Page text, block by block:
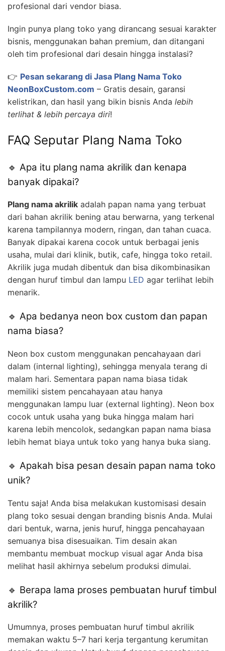
profesional dari vendor biasa.
Ingin punya plang toko yang dirancang sesuai karakter
bisnis, menggunakan bahan premium, dan ditangani
oleh tim profesional dari desain hingga instalasi?
👉 Pesan sekarang di Jasa Plang Nama Toko
NeonBoxCustom.com – Gratis desain, garansi
kelistrikan, dan hasil yang bikin bisnis Anda lebih
terlihat & lebih percaya diri!
FAQ Seputar Plang Nama Toko
🔹 Apa itu plang nama akrilik dan kenapa
banyak dipakai?
Plang nama akrilik adalah papan nama yang terbuat
dari bahan akrilik bening atau berwarna, yang terkenal
karena tampilannya modern, ringan, dan tahan cuaca.
Banyak dipakai karena cocok untuk berbagai jenis
usaha, mulai dari klinik, butik, cafe, hingga toko retail.
Akrilik juga mudah dibentuk dan bisa dikombinasikan
dengan huruf timbul dan lampu LED agar terlihat lebih
menarik.
🔹 Apa bedanya neon box custom dan papan
nama biasa?
Neon box custom menggunakan pencahayaan dari
dalam (internal lighting), sehingga menyala terang di
malam hari. Sementara papan nama biasa tidak
memiliki sistem pencahayaan atau hanya
menggunakan lampu luar (external lighting). Neon box
cocok untuk usaha yang buka hingga malam hari
karena lebih mencolok, sedangkan papan nama biasa
lebih hemat biaya untuk toko yang hanya buka siang.
🔹 Apakah bisa pesan desain papan nama toko
unik?
Tentu saja! Anda bisa melakukan kustomisasi desain
plang toko sesuai dengan branding bisnis Anda. Mulai
dari bentuk, warna, jenis huruf, hingga pencahayaan
semuanya bisa disesuaikan. Tim desain akan
membantu membuat mockup visual agar Anda bisa
melihat hasil akhirnya sebelum produksi dimulai.
🔹 Berapa lama proses pembuatan huruf timbul
akrilik?
Umumnya, proses pembuatan huruf timbul akrilik
memakan waktu 5–7 hari kerja tergantung kerumitan